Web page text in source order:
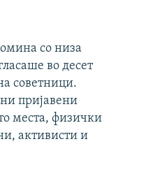
со низа
во десет
советници.
пријавени
места, физички
активисти и